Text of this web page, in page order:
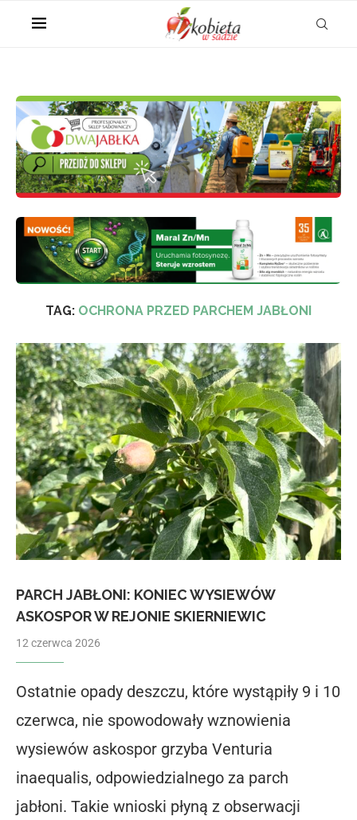
TAG: OCHRONA PRZED PARCHEM JABŁONI
PARCH JABŁONI: KONIEC WYSIEWÓW
ASKOSPOR W REJONIE SKIERNIEWIC
12 czerwca 2026
Ostatnie opady deszczu, które wystąpiły 9 i 10
czerwca, nie spowodowały wznowienia
wysiewów askospor grzyba Venturia
inaequalis, odpowiedzialnego za parch
jabłoni. Takie wnioski płyną z obserwacji